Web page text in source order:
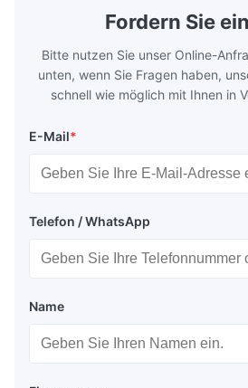
Fordern Sie
Bitte nutzen Sie unser Online-
unten, wenn Sie Fragen haben,
schnell wie möglich mit Ihnen in
E-Mail*
Telefon / WhatsApp
Name